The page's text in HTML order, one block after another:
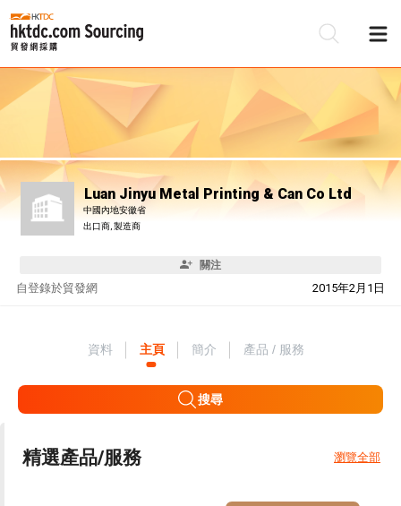
Luan Jinyu Metal Printing & Can Co Ltd
中國內地安徽省
出口商, 製造商
關注
自 2015年2月1日
登錄於貿發網
資料 主頁 簡介 產品 / 服務
搜尋
精選產品/服務 瀏覽全部